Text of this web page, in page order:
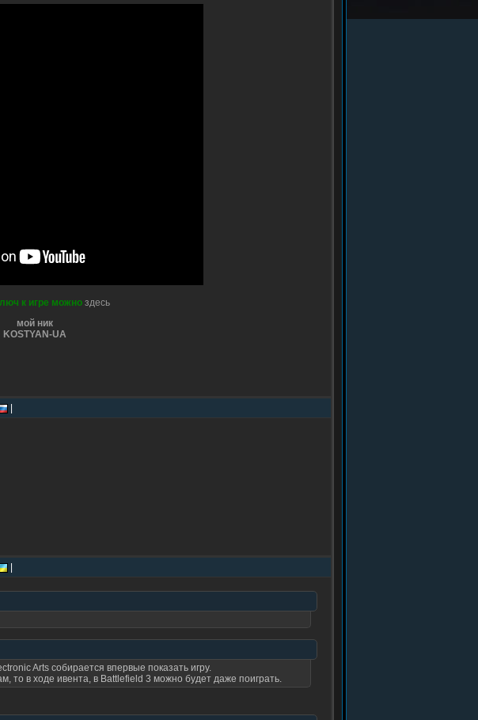
к игре можноздесь
мой ник
KOSTYAN-UA
Arts собирается впервые показать игру.
то в ходе ивента, в Battlefield 3 можно будет даже поиграть.